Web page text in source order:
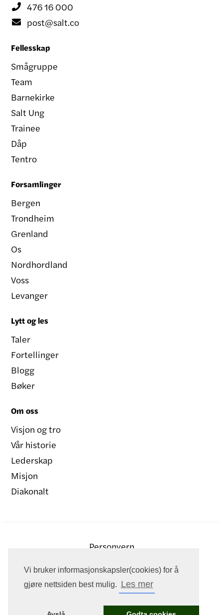
Vi bruker informasjonskapsler(cookies) for å
gjøre nettsiden best mulig. Les mer
 476 16 000
 post@salt.co
Fellesskap
Smågruppe
Team
Barnekirke
Salt Ung
Trainee
Dåp
Tentro
Forsamlinger
Bergen
Trondheim
Grenland
Os
Nordhordland
Voss
Levanger
Lytt og les
Taler
Fortellinger
Blogg
Bøker
Om oss
Visjon og tro
Vår historie
Lederskap
Misjon
Diakonalt
Personvern